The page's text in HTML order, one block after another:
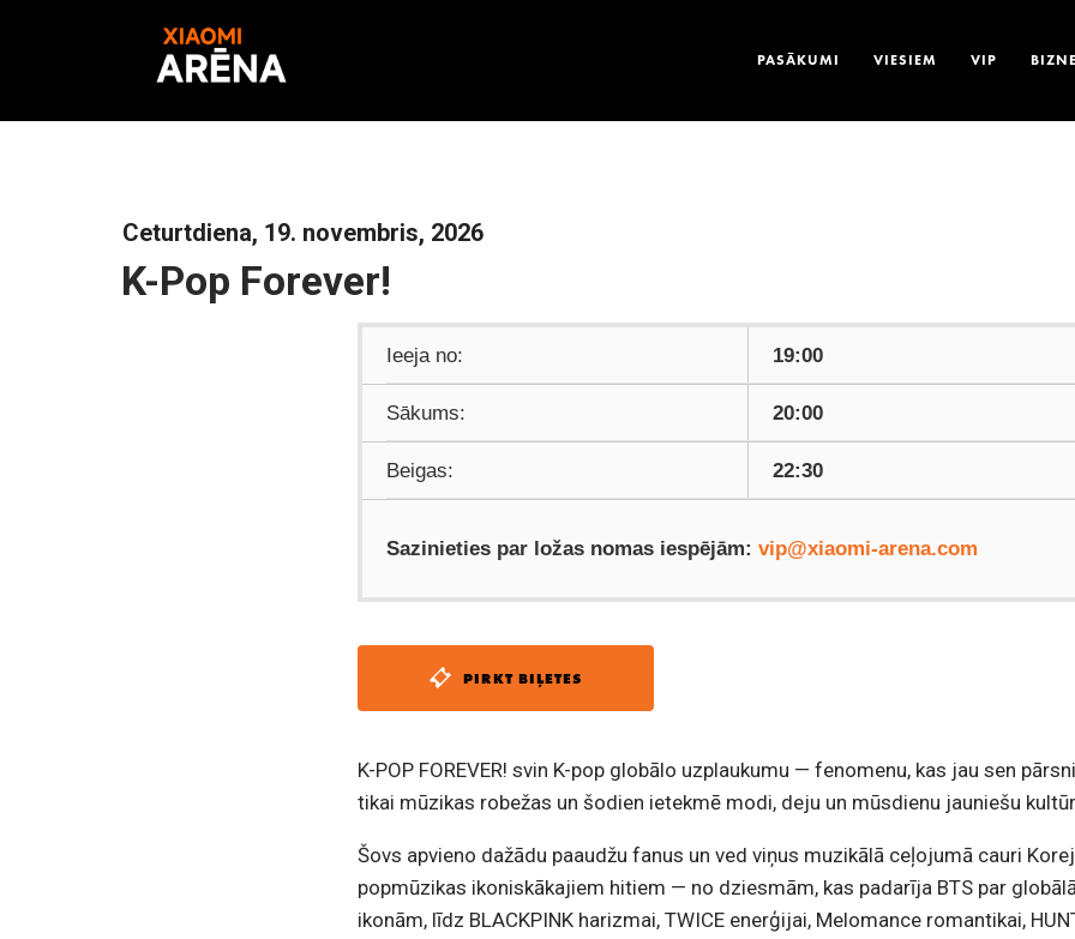
PASĀKUMI VIESIEM VIP
Ceturtdiena, 19. novembris, 2026
K-Pop Forever!
Ieeja no: 19:00
Sākums: 20:00
Beigas: 22:30
Sazinieties par ložas nomas iespējām: vip@xiaomi-arena.com
PIRKT BIĻETES
K-POP FOREVER! svin K-pop globālo uzplaukumu — fenomenu, kas jau sen
tikai mūzikas robežas un šodien ietekmē modi, deju un mūsdienu jauniešu
Šovs apvieno dažādu paaudžu fanus un ved viņus muzikālā ceļojumā cauri
popmūzikas ikoniskākajiem hitiem — no dziesmām, kas padarīja BTS par
ikonām, līdz BLACKPINK harizmai, TWICE enerģijai, Melomance romantikai,